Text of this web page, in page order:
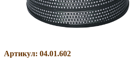
Артикул: 04.01.602